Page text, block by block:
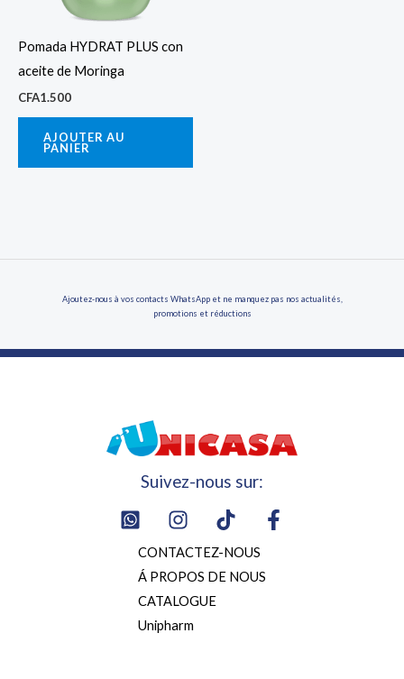
Pomada HYDRAT PLUS con
aceite de Moringa
CFA1.500
AJOUTER AU
PANIER
Ajoutez-nous à vos contacts WhatsApp et ne manquez pas nos actualités,
promotions et réductions
Suivez-nous sur:
CONTACTEZ-NOUS
Á PROPOS DE NOUS
CATALOGUE
Unipharm